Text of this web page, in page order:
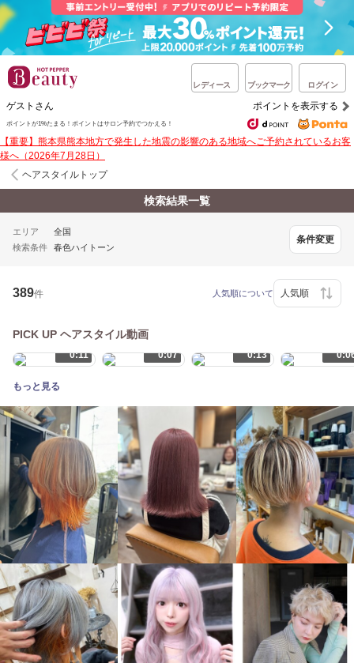
レディース ブックマーク ログイン
ゲストさん ポイントを表示する
ポイントが1%たまる！ポイントはサロン予約でつかえる！
【重要】熊本県熊本地方で発生した地震の影響のある地域へご予約されているお客
様へ（2026年7月28日）
ヘアスタイルトップ
検索結果一覧
エリア
全国
検索条件
春色ハイトーン
条件変更
389件 人気順について
PICK UP ヘアスタイル動画
0:11 0:07 0:13
もっと見る